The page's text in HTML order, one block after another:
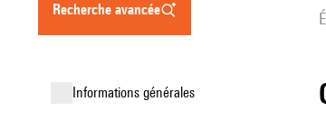
recherche avancée
informations générales